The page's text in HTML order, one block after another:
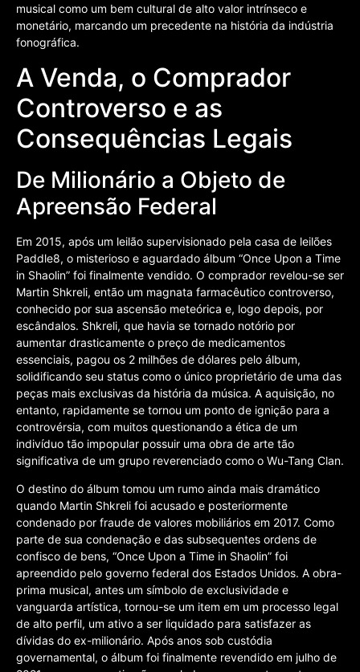
musical como um bem cultural de alto valor intrínseco e
monetário, marcando um precedente na história da indústria
fonográfica.
A Venda, o Comprador
Controverso e as
Consequências Legais
De Milionário a Objeto de
Apreensão Federal
Em 2015, após um leilão supervisionado pela casa de leilões
Paddle8, o misterioso e aguardado álbum “Once Upon a Time
in Shaolin” foi finalmente vendido. O comprador revelou-se ser
Martin Shkreli, então um magnata farmacêutico controverso,
conhecido por sua ascensão meteórica e, logo depois, por
escândalos. Shkreli, que havia se tornado notório por
aumentar drasticamente o preço de medicamentos
essenciais, pagou os 2 milhões de dólares pelo álbum,
solidificando seu status como o único proprietário de uma das
peças mais exclusivas da história da música. A aquisição, no
entanto, rapidamente se tornou um ponto de ignição para a
controvérsia, com muitos questionando a ética de um
indivíduo tão impopular possuir uma obra de arte tão
significativa de um grupo reverenciado como o Wu-Tang Clan.
O destino do álbum tomou um rumo ainda mais dramático
quando Martin Shkreli foi acusado e posteriormente
condenado por fraude de valores mobiliários em 2017. Como
parte de sua condenação e das subsequentes ordens de
confisco de bens, “Once Upon a Time in Shaolin” foi
apreendido pelo governo federal dos Estados Unidos. A obra-
prima musical, antes um símbolo de exclusividade e
vanguarda artística, tornou-se um item em um processo legal
de alto perfil, um ativo a ser liquidado para satisfazer as
dívidas do ex-milionário. Após anos sob custódia
governamental, o álbum foi finalmente revendido em julho de